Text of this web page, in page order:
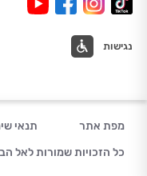
נגישות
מפת אתר תנאי
כל הזכויות שמורות לאל